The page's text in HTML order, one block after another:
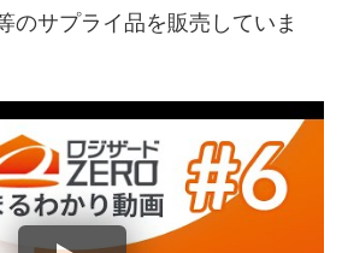
のサプライ品を販売していま